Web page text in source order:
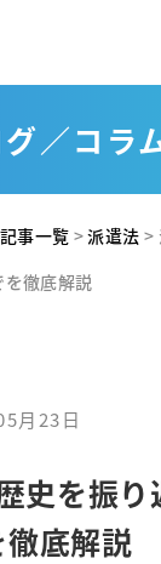
／コラ
記事一覧 >派遣法 >
徹底解説
月23日
史を振り
底解説